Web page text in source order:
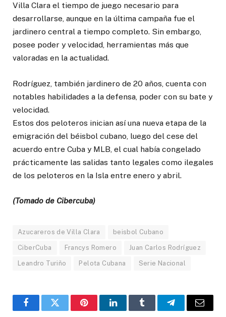
Villa Clara el tiempo de juego necesario para
desarrollarse, aunque en la última campaña fue el
jardinero central a tiempo completo. Sin embargo,
posee poder y velocidad, herramientas más que
valoradas en la actualidad.
Rodríguez, también jardinero de 20 años, cuenta con
notables habilidades a la defensa, poder con su bate y
velocidad.
Estos dos peloteros inician así una nueva etapa de la
emigración del béisbol cubano, luego del cese del
acuerdo entre Cuba y MLB, el cual había congelado
prácticamente las salidas tanto legales como ilegales
de los peloteros en la Isla entre enero y abril.
(Tomado de Cibercuba)
Azucareros de Villa Clara beisbol Cubano
CiberCuba Francys Romero Juan Carlos Rodríguez
Leandro Turiño Pelota Cubana Serie Nacional
FacebookTwitter PinterestLinkedInTumblr TelegramEmail